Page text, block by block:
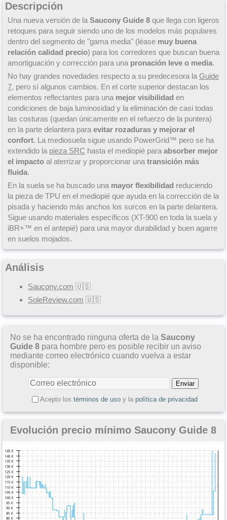
Descripción
Una nueva versión de la Saucony Guide 8 que llega con ligeros
retoques para seguir siendo uno de los modelos más populares
dentro del segmento de "gama media" (léase muy buena
relación calidad precio) para los corredores que buscan buena
amortiguación y corrección para una pronación leve o media.
No hay grandes novedades respecto a su predecesora la Guide
7, pero sí algunos cambios. En el corte superior destacan los
elementos reflectantes para una mejor visibilidad en
condiciones de baja luminosidad y la eliminación de casi todas
las costuras (quedan únicamente en el refuerzo de la puntera)
en la parte delantera para evitar rozaduras y mejorar el
confort. La mediosuela sigue usando PowerGrid™ pero se ha
extendido la pieza SRC hasta el mediopié para absorber mejor
el impacto al aterrizar y proporcionar una transición más
fluida.
En la suela se ha buscado una mayor flexibilidad reduciendo
la pieza de TPU en el mediopié que ayuda en la corrección de la
pisada y haciendo más anchos los surcos en la parte delantera.
Sigue usando materiales específicos (XT-900 en toda la suela y
iBR+™ en el antepié) para una mayor durabilidad y buen agarre
en suelos mojados.
Análisis
Saucony.com 🇺🇸
SoleReview.com 🇺🇸
No se ha encontrado ninguna oferta de la Saucony
Guide 8 para hombre pero es posible recibir un aviso
mediante correo electrónico cuando vuelva a estar
disponible:
Acepto los términos de usoy la política de privacidad
Evolución precio mínimo Saucony Guide 8